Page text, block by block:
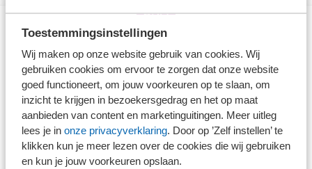
Toestemmingsinstellingen
Wij maken op onze website gebruik van cookies. Wij
gebruiken cookies om ervoor te zorgen dat onze website
goed functioneert, om jouw voorkeuren op te slaan, om
inzicht te krijgen in bezoekersgedrag en het op maat
aanbieden van content en marketinguitingen. Meer uitleg
lees je in onze privacyverklaring. Door op ’Zelf instellen’ te
klikken kun je meer lezen over de cookies die wij gebruiken
en kun je jouw voorkeuren opslaan.
Stel je vaktechnische vraag
Branche in Zicht
Dossiers
Kantoorvinder
Nieuwsbank